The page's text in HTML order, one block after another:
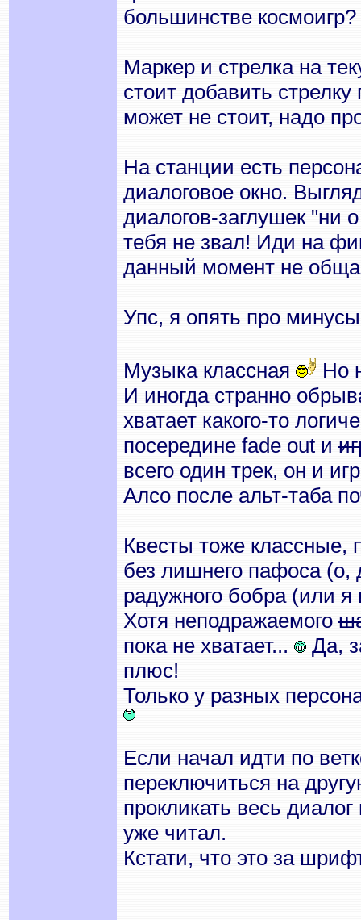
большинстве космоигр?
Маркер и стрелка на
стоит добавить
может не стоит, надо
На станции есть
диалоговое окно.
диалогов-заглушек "ни
тебя не звал! Иди на
данный момент не
Упс, я опять про
Музыка классная
Но
И иногда странно
хватает какого-то
посередине fade out и
всего один трек, он и
Алсо после альт-таба
Квесты тоже
без лишнего пафоса (о,
радужного бобра (или
Хотя неподражаемого
пока не хватает...
Да,
плюс!
Только у разных
Если начал идти по
переключиться на
прокликать весь
уже читал.
Кстати, что это за